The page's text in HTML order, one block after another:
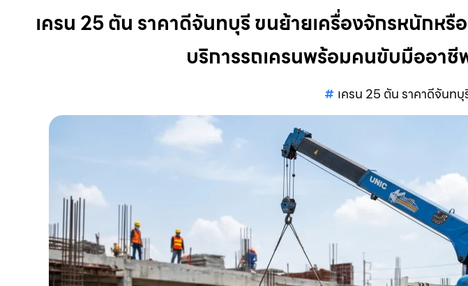
เครน 25 ตัน ราคาดีจันทบุรี ขนย้ายเครื่องจักรหนักหรือ
บริการรถเครนพร้อมคนขับมืออาชี
เครน 25 ตัน ราคาดีจันทบุ